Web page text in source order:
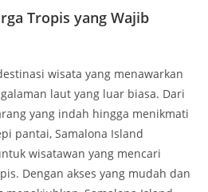
wisatawan yang mencari
Dengan akses yang mudah dan
menakjubkan, Samalona Island
yang wajib dikunjungi jika Anda
Kopi Gula Aren: Perpaduan
Selera